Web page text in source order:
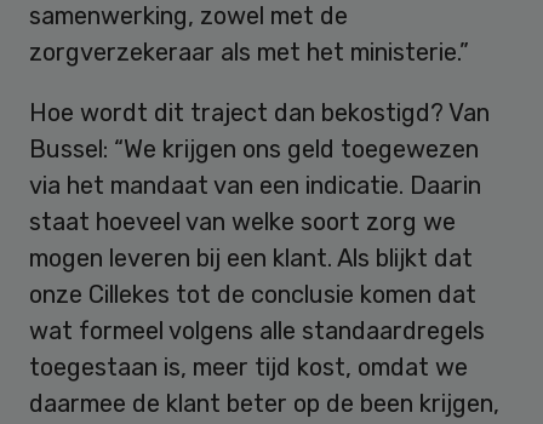
samenwerking, zowel met de
zorgverzekeraar als met het ministerie.”
Hoe wordt dit traject dan bekostigd? Van
Bussel: “We krijgen ons geld toegewezen
via het mandaat van een indicatie. Daarin
staat hoeveel van welke soort zorg we
mogen leveren bij een klant. Als blijkt dat
onze Cillekes tot de conclusie komen dat
wat formeel volgens alle standaardregels
toegestaan is, meer tijd kost, omdat we
daarmee de klant beter op de been krijgen,